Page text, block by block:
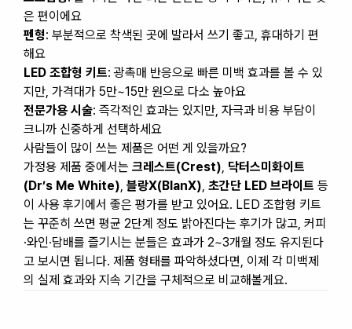
은 편이에요
펜형: 부분적으로 착색된 곳에 발라서 쓰기 좋고, 휴대하기 편
해요
LED 조합형 키트: 광촉매 반응으로 빠른 미백 효과를 볼 수 있
지만, 가격대가 5만~15만 원으로 다소 높아요
전문가용 시술: 즉각적인 효과는 있지만, 자극과 비용 부담이
크니까 신중하게 선택하세요
사람들이 많이 쓰는 제품은 어떤 게 있을까요?
가정용 제품 중에서는 크레스트(Crest) 닥터스미화이트
(Dr’s Me White) 블랑X(BlanX) 초간단 LED 브라이트 등
이 사용 후기에서 좋은 평가를 받고 있어요. LED 조합형 키트
는 꾸준히 쓰면 평균 2단계 정도 밝아진다는 후기가 많고, 커피
·와인·담배를 즐기시는 분들은 효과가 2~3개월 정도 유지된다
고 보시면 됩니다. 제품 형태를 파악하셨다면, 이제 각 미백제
의 실제 효과와 지속 기간을 구체적으로 비교해볼게요.